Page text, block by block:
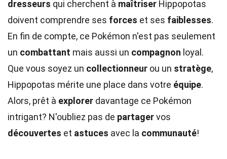
dresseurs qui cherchent à maîtriser Hippopotas
doivent comprendre ses forces et ses faiblesses.
En fin de compte, ce Pokémon n'est pas seulement
un combattant mais aussi un compagnon loyal.
Que vous soyez un collectionneur ou un stratège,
Hippopotas mérite une place dans votre équipe.
Alors, prêt à explorer davantage ce Pokémon
intrigant? N'oubliez pas de partagervos
découvertes et astuces avec la communauté!